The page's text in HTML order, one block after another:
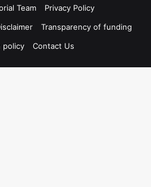
Team
Privacy Policy
Transparency of funding
policy
Contact Us